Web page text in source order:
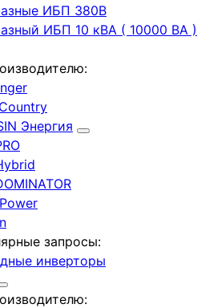
ИБП 380В
ИБП 10 кВА ( 10000 ВА )
Энергия
запросы:
инверторы